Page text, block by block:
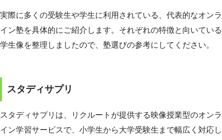
実際に多くの受験生や学生に利用されている、代表的なオンラ
イン塾を具体的にご紹介します。それぞれの特徴と向いている
学生像を整理しましたので、塾選びの参考にしてください。
スタディサプリ
スタディサプリは、リクルートが提供する映像授業型のオンラ
イン学習サービスで、小学生から大学受験生まで幅広く対応し